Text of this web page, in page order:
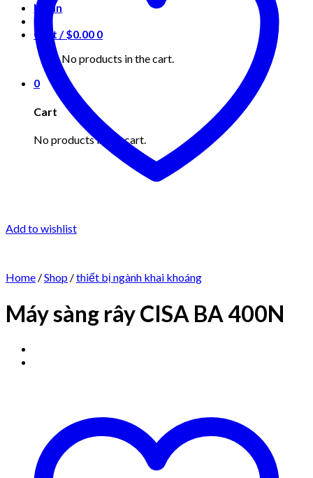
Login
Cart /$0.00 0
No products in the cart.
0
Cart
No products in the cart.
Add to wishlist
Home /Shop /thiết bị ngành khai khoáng
Máy sàng rây CISA BA 400N